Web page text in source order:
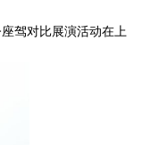
驾对比展演活动在上